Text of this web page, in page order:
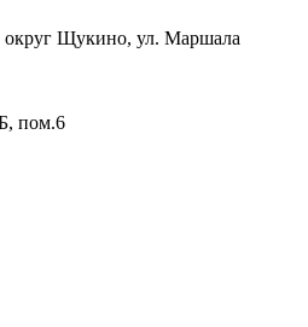
Щукино, ул. Маршала
пом.6